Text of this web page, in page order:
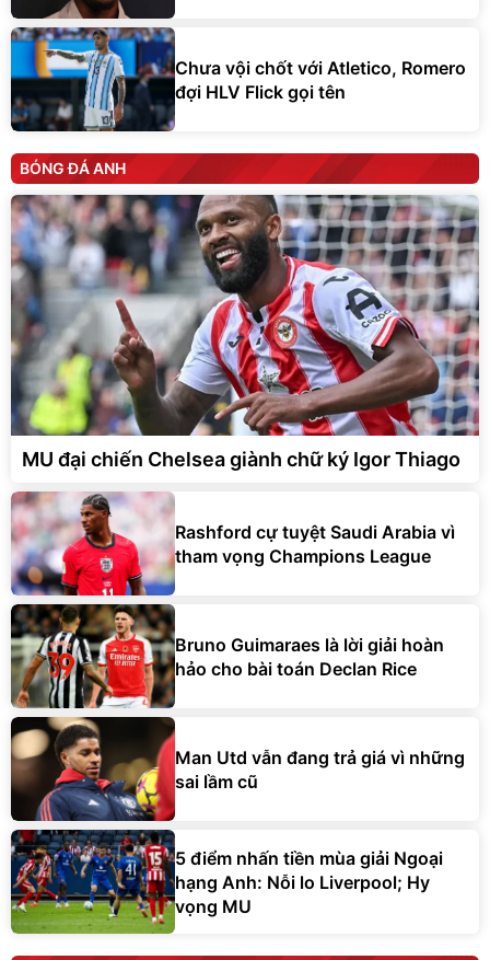
Chưa vội chốt với Atletico, Romero
đợi HLV Flick gọi tên
BÓNG ĐÁ ANH
MU đại chiến Chelsea giành chữ ký Igor Thiago
Rashford cự tuyệt Saudi Arabia vì
tham vọng Champions League
Bruno Guimaraes là lời giải hoàn
hảo cho bài toán Declan Rice
Man Utd vẫn đang trả giá vì những
sai lầm cũ
5 điểm nhấn tiền mùa giải Ngoại
hạng Anh: Nỗi lo Liverpool; Hy
vọng MU